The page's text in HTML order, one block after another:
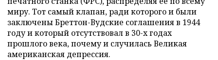
миру. Тот самый клапан, ради которого и были
заключены Бреттон-Вудские соглашения в 1944
году и который отсутствовал в 30-х годах
прошлого века, почему и случилась Великая
американская депрессия.